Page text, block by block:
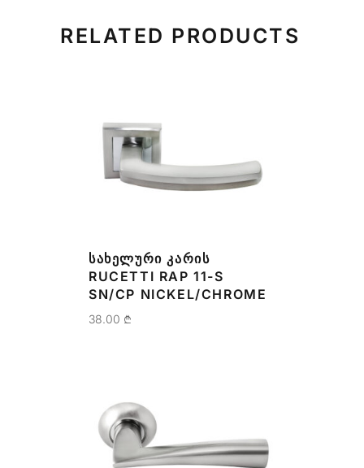
RELATED PRODUCTS
ᲡᲐᲮᲔᲚᲣᲠᲘ ᲙᲐᲠᲘᲡ
RUCETTI RAP 11-S
SN/CP NICKEL/CHROME
38.00 ₾